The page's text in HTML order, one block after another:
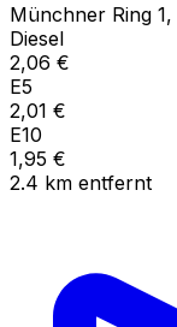
Münchner Ring 1,
Diesel
2,06 €
E5
2,01 €
E10
1,95 €
2.4 km entfernt